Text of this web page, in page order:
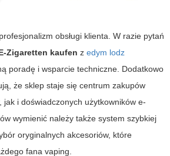
obsługi klienta. W razie pytań
Zigaretten kaufen z edym lodz
poradę i wsparcie techniczne. Dodatkowo
że sklep staje się centrum zakupów
jak i doświadczonych użytkowników e-
wymienić należy także system szybkiej
oryginalnych akcesoriów, które
fana vaping.